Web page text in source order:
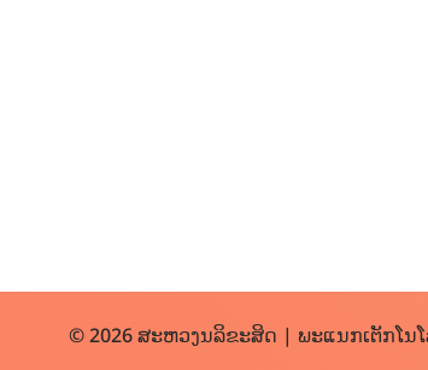
© 2026 ສະຫວງນລິຂະສິດ | ພະແນກເຕັກໂ